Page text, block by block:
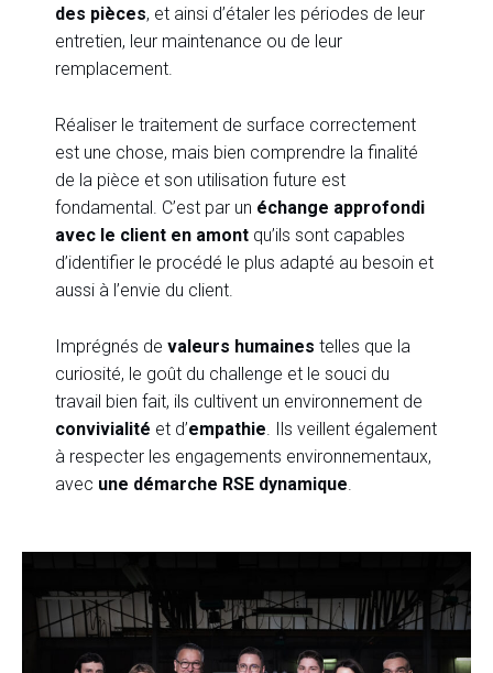
des pièces, et ainsi d’étaler les périodes de leur
entretien, leur maintenance ou de leur
remplacement.
Réaliser le traitement de surface correctement
est une chose, mais bien comprendre la finalité
de la pièce et son utilisation future est
fondamental. C’est par un échange approfondi
avec le client en amont qu’ils sont capables
d’identifier le procédé le plus adapté au besoin et
aussi à l’envie du client.
Imprégnés de valeurs humaines telles que la
curiosité, le goût du challenge et le souci du
travail bien fait, ils cultivent un environnement de
convivialité et d’empathie. Ils veillent également
à respecter les engagements environnementaux,
avec une démarche RSE dynamique.